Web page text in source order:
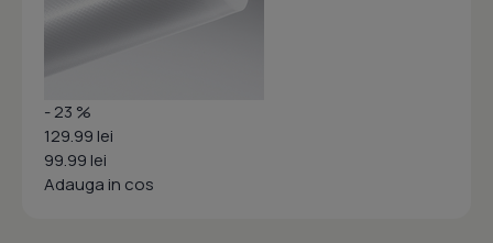
- 23 %
129.99 lei
99.99 lei
Adauga in cos